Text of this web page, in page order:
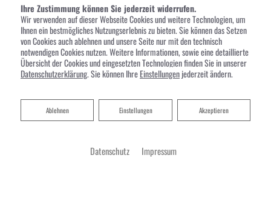
Ihre Zustimmung können Sie jederzeit widerrufen.
Wir verwenden auf dieser Webseite Cookies und weitere Technologien, um
Ihnen ein bestmögliches Nutzungserlebnis zu bieten. Sie können das Setzen
von Cookies auch ablehnen und unsere Seite nur mit den technisch
notwendigen Cookies nutzen. Weitere Informationen, sowie eine detaillierte
Übersicht der Cookies und eingesetzten Technologien finden Sie in unserer
Datenschutzerklärung. Sie können IhreEinstellungenjederzeit ändern.
Akzeptieren
Einstellungen
Ablehnen
Ablehnen
Datenschutz Impressum